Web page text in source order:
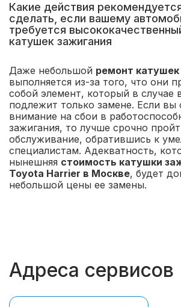
Какие действия
сделать, если вашему
требуется
катушек зажигания
Даже небольшой ремонт катушек
выполняется из-за того, что они
собой элемент, который в случае
подлежит только замене. Если вы
внимание на сбои в
зажигания, то лучше срочно
обслуживание, обратившись к
специалистам. Адекватность,
нынешняя стоимость катушки
Toyota Harrier в Москве, будет
небольшой цены ее замены.
Адреса сервисов